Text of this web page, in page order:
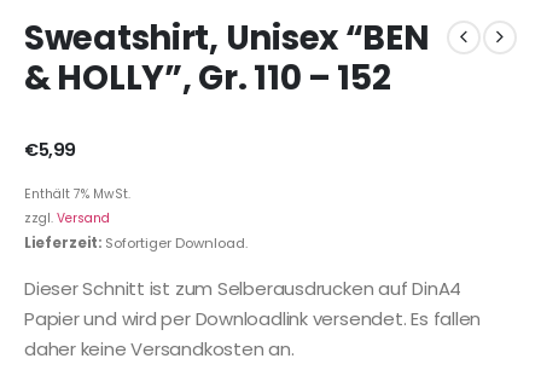
Sweatshirt, Unisex “BEN
& HOLLY”, Gr. 110 – 152
€5,99
Enthält 7% MwSt.
zzgl. Versand
Lieferzeit: Sofortiger Download.
Dieser Schnitt ist zum Selberausdrucken auf DinA4
Papier und wird per Downloadlink versendet. Es fallen
daher keine Versandkosten an.